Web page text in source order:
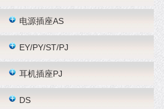
电源插座AS
EY/PY/ST/PJ
耳机插座PJ
DS